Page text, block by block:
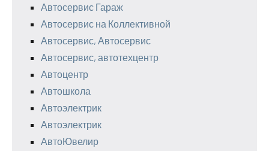
Автосервис Гараж
Автосервис на Коллективной
Автосервис, Автосервис
Автосервис, автотехцентр
Автоцентр
Автошкола
Автоэлектрик
Автоэлектрик
АвтоЮвелир